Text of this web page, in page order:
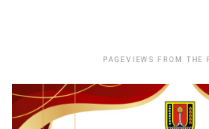
PAGEVIEWS FROM THE